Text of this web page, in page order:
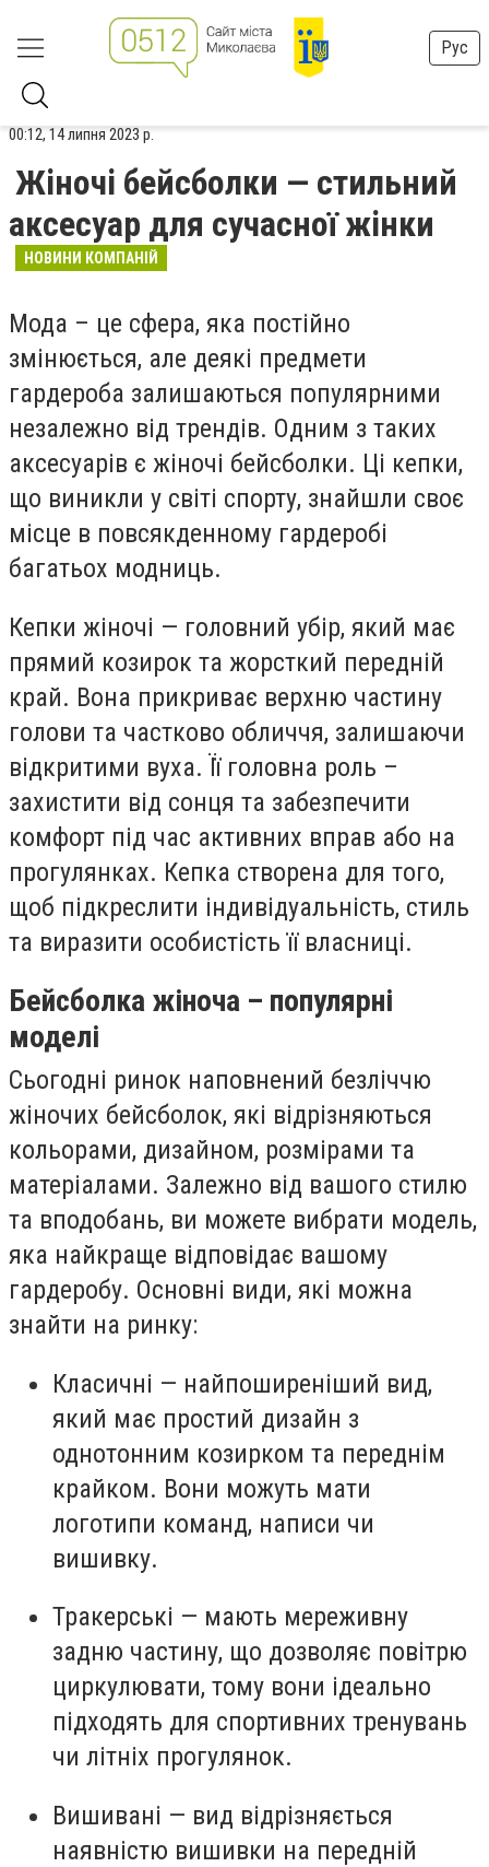
Рус
00:12, 14 липня 2023 р.
Жіночі бейсболки — стильний
аксесуар для сучасної жінки
НОВИНИ КОМПАНІЙ
Мода – це сфера, яка постійно
змінюється, але деякі предмети
гардероба залишаються популярними
незалежно від трендів. Одним з таких
аксесуарів є жіночі бейсболки. Ці кепки,
що виникли у світі спорту, знайшли своє
місце в повсякденному гардеробі
багатьох модниць.
Кепки жіночі — головний убір, який має
прямий козирок та жорсткий передній
край. Вона прикриває верхню частину
голови та частково обличчя, залишаючи
відкритими вуха. Її головна роль –
захистити від сонця та забезпечити
комфорт під час активних вправ або на
прогулянках. Кепка створена для того,
щоб підкреслити індивідуальність, стиль
та виразити особистість її власниці.
Бейсболка жіноча – популярні
моделі
Сьогодні ринок наповнений безліччю
жіночих бейсболок, які відрізняються
кольорами, дизайном, розмірами та
матеріалами. Залежно від вашого стилю
та вподобань, ви можете вибрати модель,
яка найкраще відповідає вашому
гардеробу. Основні види, які можна
знайти на ринку:
Класичні — найпоширеніший вид,
який має простий дизайн з
однотонним козирком та переднім
крайком. Вони можуть мати
логотипи команд, написи чи
вишивку.
Тракерські — мають мереживну
задню частину, що дозволяє повітрю
циркулювати, тому вони ідеально
підходять для спортивних тренувань
чи літніх прогулянок.
Вишивані — вид відрізняється
наявністю вишивки на передній